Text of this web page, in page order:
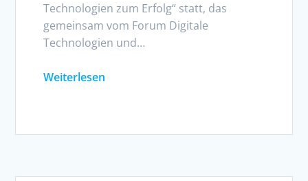
Technologien zum Erfolg“ statt, das
gemeinsam vom Forum Digitale
Technologien und…
Weiterlesen